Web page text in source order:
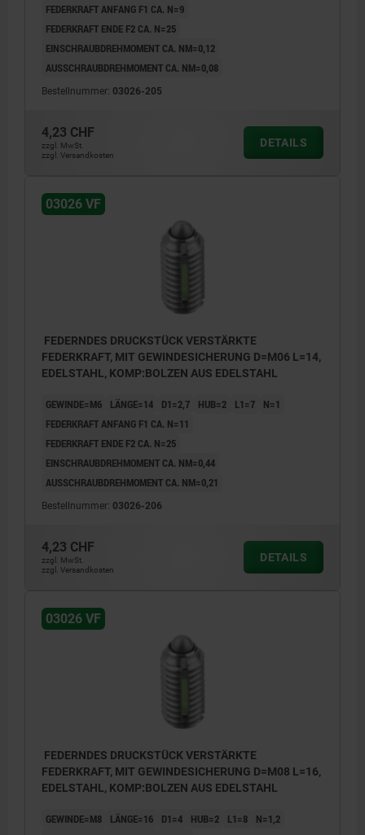
L2 = ca. zwei Gewindegänge
FEDERKRAFT ANFANG F1 CA. N=9
FEDERKRAFT ENDE F2 CA. N=25
EINSCHRAUBDREHMOMENT CA. NM=0,12
AUSSCHRAUBDREHMOMENT CA. NM=0,08
Bestellnummer: 03026-205
4,23 CHF
zzgl. MwSt.
zzgl. Versandkosten
DETAILS
03026 VF
FEDERNDES DRUCKSTÜCK VERSTÄRKTE
FEDERKRAFT, MIT GEWINDESICHERUNG D=M06 L=14,
EDELSTAHL, KOMP:BOLZEN AUS EDELSTAHL
GEWINDE=M6 LÄNGE=14 D1=2,7 HUB=2 L1=7
N=1
FEDERKRAFT ANFANG F1 CA. N=11
FEDERKRAFT ENDE F2 CA. N=25
EINSCHRAUBDREHMOMENT CA. NM=0,44
AUSSCHRAUBDREHMOMENT CA. NM=0,21
Bestellnummer: 03026-206
4,23 CHF
zzgl. MwSt.
zzgl. Versandkosten
DETAILS
03026 VF
FEDERNDES DRUCKSTÜCK VERSTÄRKTE
FEDERKRAFT, MIT GEWINDESICHERUNG D=M08 L=16,
EDELSTAHL, KOMP:BOLZEN AUS EDELSTAHL
GEWINDE=M8 LÄNGE=16 D1=4 HUB=2 L1=8
N=1,2